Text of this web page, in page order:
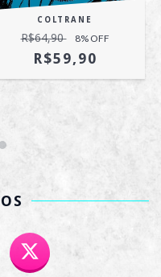
COLTRANE
R$64,90 8% OFF
R$59,90